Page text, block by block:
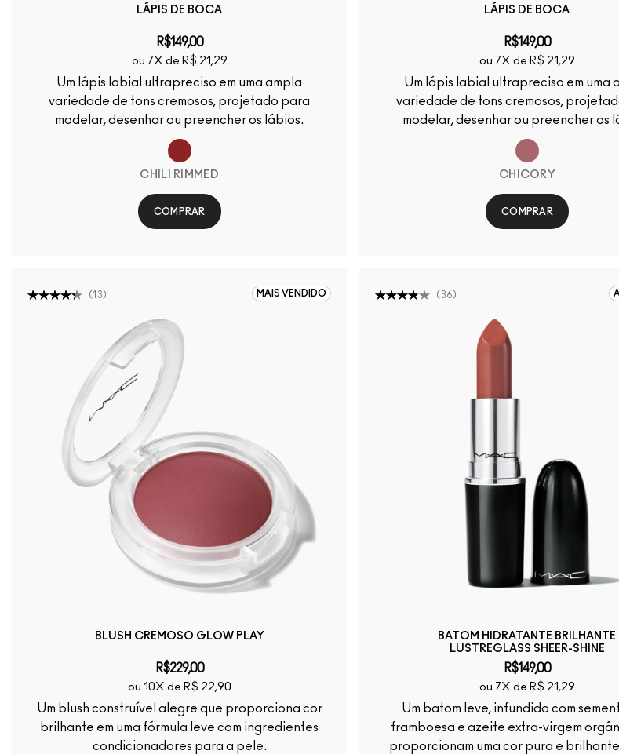
LÁPIS DE BOCA
R$149,00
ou 7X de R$ 21,29
Um lápis labial ultrapreciso em uma ampla
variedade de tons cremosos, projetado para
modelar, desenhar ou preencher os lábios.
CHILI RIMMED
COMPRAR
LÁPIS DE BOCA
R$149,00
ou 7X de R$ 21,29
Um lápis labial ultrapreciso em uma
variedade de tons cremosos,
modelar, desenhar ou preencher os
CHICORY
COMPRAR
MAIS VENDIDO
(13 )
BLUSH CREMOSO GLOW PLAY
R$229,00
ou 10X de R$ 22,90
Um blush construível alegre que proporciona cor
brilhante em uma fórmula leve com ingredientes
condicionadores para a pele.
( 36 )
BATOM HIDRATANTE BRILHANTE
LUSTREGLASS SHEER-SHINE
R$149,00
ou 7X de R$ 21,29
Um batom leve, infundido com
framboesa e azeite extra-virgem
proporcionam uma cor pura e brilhante